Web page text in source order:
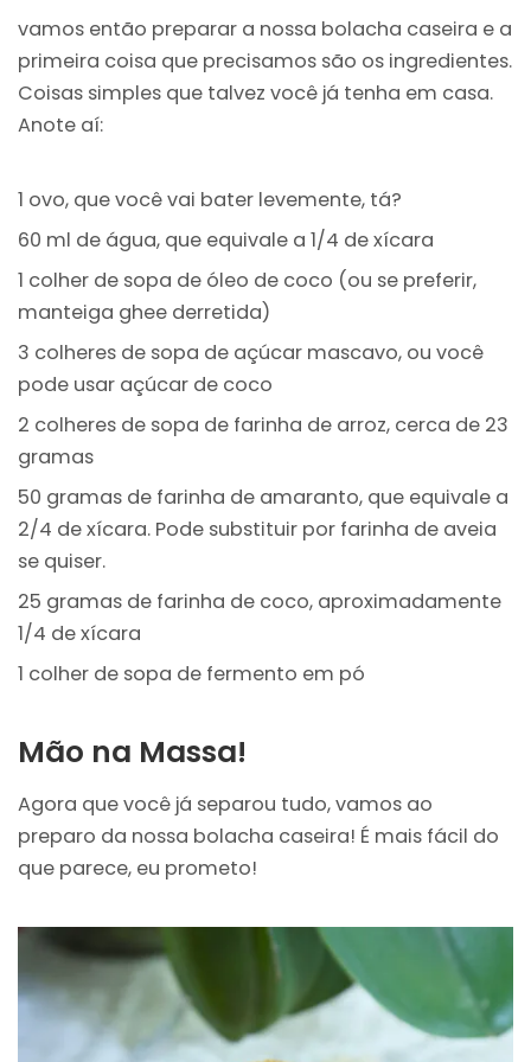
vamos então preparar a nossa bolacha caseira e a
primeira coisa que precisamos são os ingredientes.
Coisas simples que talvez você já tenha em casa.
Anote aí:
1 ovo, que você vai bater levemente, tá?
60 ml de água, que equivale a 1/4 de xícara
1 colher de sopa de óleo de coco (ou se preferir,
manteiga ghee derretida)
3 colheres de sopa de açúcar mascavo, ou você
pode usar açúcar de coco
2 colheres de sopa de farinha de arroz, cerca de 23
gramas
50 gramas de farinha de amaranto, que equivale a
2/4 de xícara. Pode substituir por farinha de aveia
se quiser.
25 gramas de farinha de coco, aproximadamente
1/4 de xícara
1 colher de sopa de fermento em pó
Mão na Massa!
Agora que você já separou tudo, vamos ao
preparo da nossa bolacha caseira! É mais fácil do
que parece, eu prometo!